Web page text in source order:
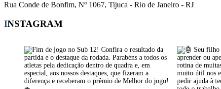
Rua Conde de Bonfim, Nº 1067, Tijuca - Rio de Janeiro - RJ
INSTAGRAM